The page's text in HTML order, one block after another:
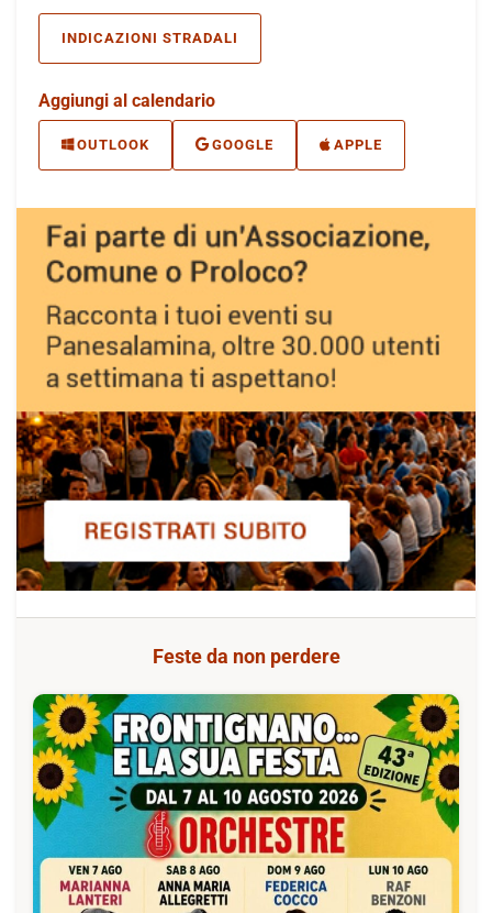
INDICAZIONI STRADALI
Aggiungi al calendario
OUTLOOK GOOGLE APPLE
Feste da non perdere